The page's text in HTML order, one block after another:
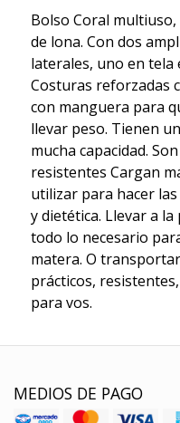
Bolso Coral
de lona. Con dos
laterales, uno en tela
Costuras reforzadas
con manguera para
llevar peso. Tienen
mucha capacidad.
resistentes Cargan
utilizar para hacer
y dietética. Llevar a
todo lo necesario
matera. O
prácticos,
para vos.
MEDIOS DE PAGO